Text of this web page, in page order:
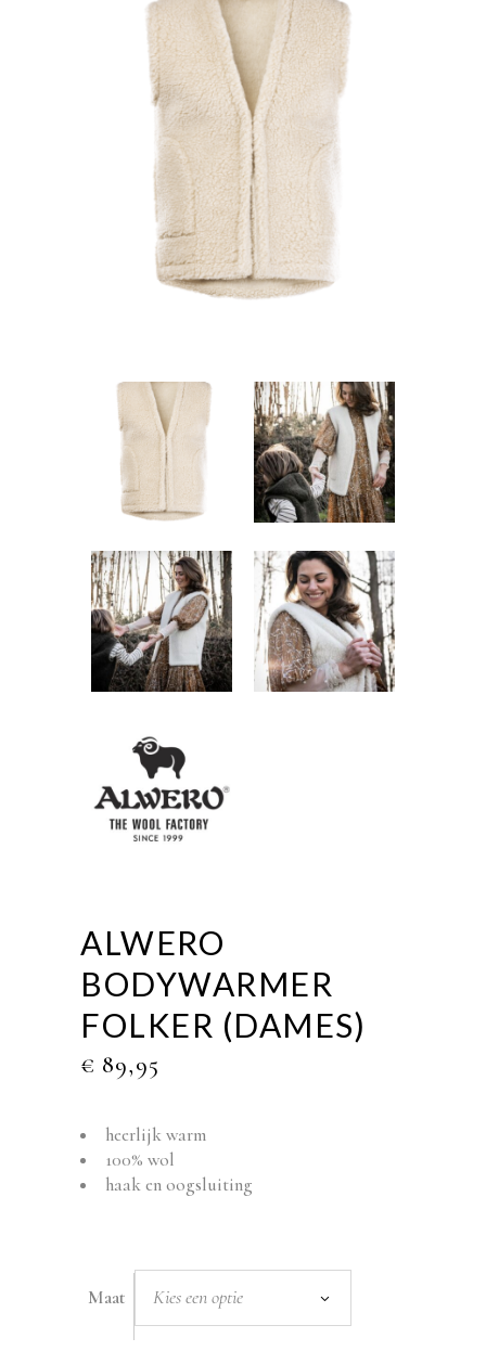
ALWERO
BODYWARMER
FOLKER (DAMES)
€ 89,95
heerlijk warm
100% wol
haak en oogsluiting
Maat Kies een optie